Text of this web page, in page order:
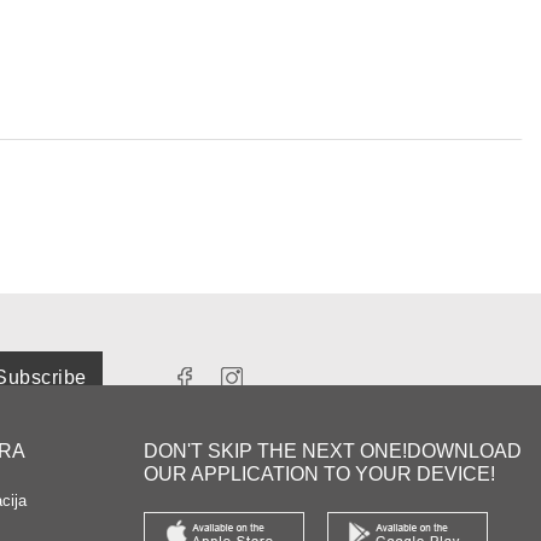
DON'T SKIP THE NEXT ONE!DOWNLOAD
OUR APPLICATION TO YOUR DEVICE!